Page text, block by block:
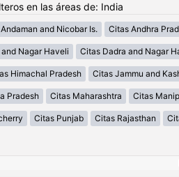
en las áreas de: India
and Nicobar Is. Citas Andhra
Nagar Haveli Citas Dadra and Nagar
Himachal Pradesh Citas Jammu and
Pradesh Citas Maharashtra Citas
Citas Punjab Citas Rajasthan